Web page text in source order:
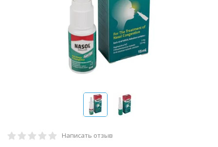
Написать отзыв